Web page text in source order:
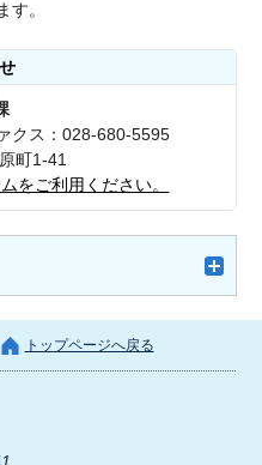
す。
クス：028-680-5595
町1-41
をご利用ください。
トップページへ戻る